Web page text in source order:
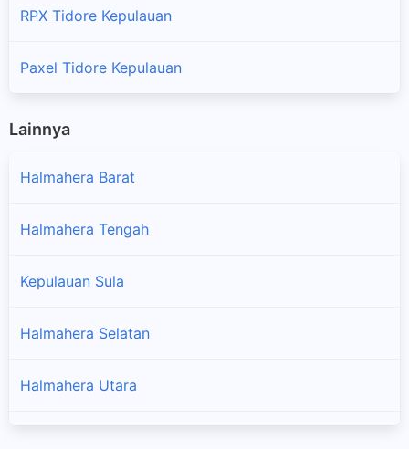
RPX Tidore Kepulauan
Paxel Tidore Kepulauan
Lainnya
Halmahera Barat
Halmahera Tengah
Kepulauan Sula
Halmahera Selatan
Halmahera Utara